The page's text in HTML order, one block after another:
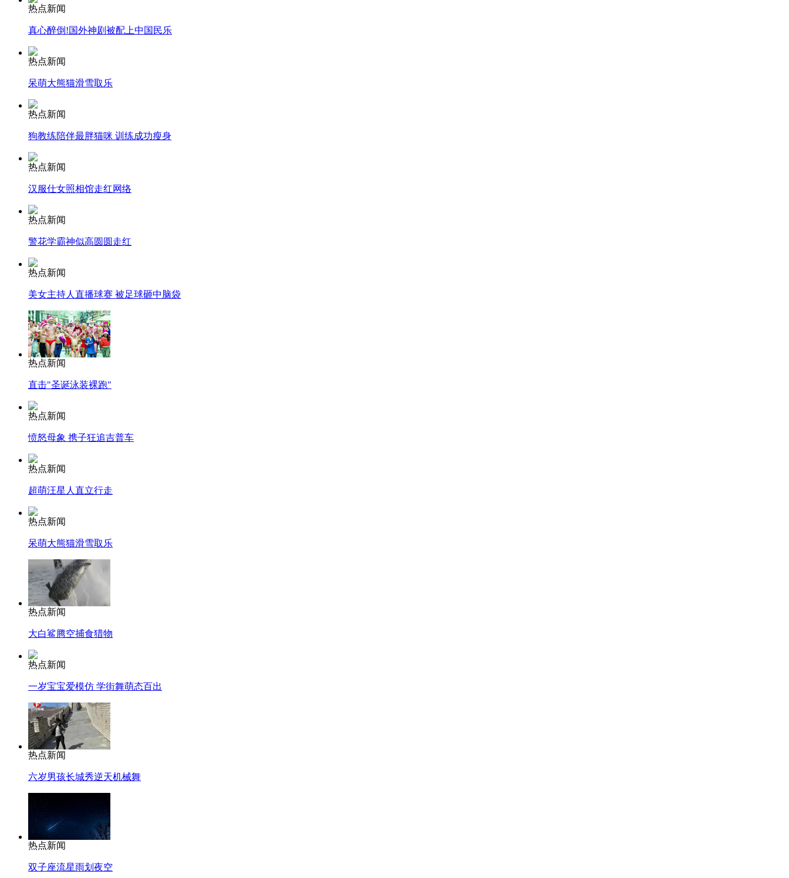
走！跟着总书记去植树
消防员救轻生者 花炮节热闹非凡
司机酒驾遇交警 急速倒车逃窜
热点新闻
真心醉倒!国外神剧被配上中国民乐
热点新闻
呆萌大熊猫滑雪取乐
热点新闻
狗教练陪伴最胖猫咪 训练成功瘦身
热点新闻
汉服仕女照相馆走红网络
热点新闻
警花学霸神似高圆圆走红
热点新闻
美女主持人直播球赛 被足球砸中脑袋
热点新闻
直击"圣诞泳装裸跑"
热点新闻
愤怒母象 携子狂追吉普车
热点新闻
超萌汪星人直立行走
热点新闻
呆萌大熊猫滑雪取乐
热点新闻
大白鲨腾空捕食猎物
热点新闻
一岁宝宝爱模仿 学街舞萌态百出
热点新闻
六岁男孩长城秀逆天机械舞
热点新闻
双子座流星雨划夜空